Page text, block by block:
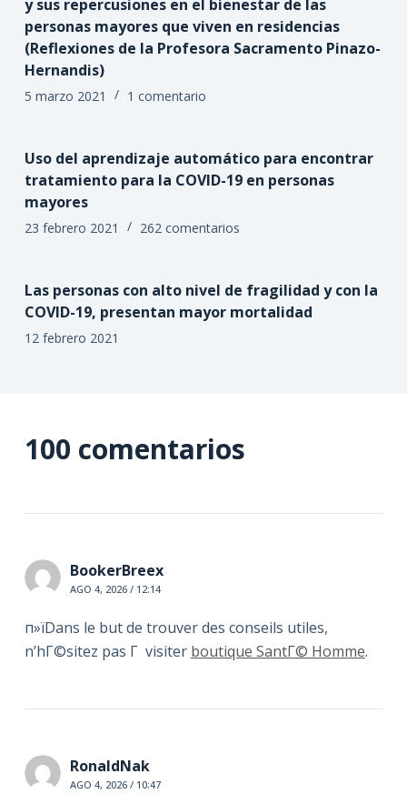
y sus repercusiones en el bienestar de las
personas mayores que viven en residencias
(Reflexiones de la Profesora Sacramento Pinazo-
Hernandis)
5 marzo 2021 1 comentario
Uso del aprendizaje automático para encontrar
tratamiento para la COVID-19 en personas
mayores
23 febrero 2021 262 comentarios
Las personas con alto nivel de fragilidad y con la
COVID-19, presentan mayor mortalidad
12 febrero 2021
100 comentarios
BookerBreex
AGO 4, 2026 / 12:14
п»їDans le but de trouver des conseils utiles,
n’hГ©sitez pas Г visiter boutique SantГ© Homme.
RonaldNak
AGO 4, 2026 / 10:47